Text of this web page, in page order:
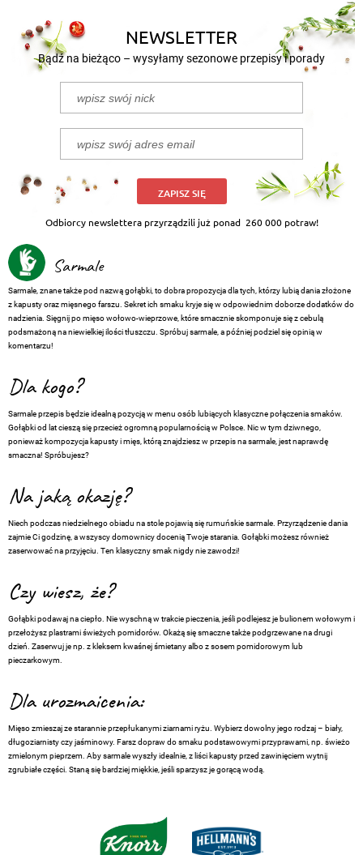
NEWSLETTER
Bądź na bieżąco – wysyłamy sezonowe przepisy i porady
ZAPISZ SIĘ
Odbiorcy newslettera przyrządzili już ponad 260 000 potraw!
Sarmale
Sarmale, znane także pod nazwą gołąbki, to dobra propozycja dla tych, którzy lubią dania złożone
z kapusty oraz mięsnego farszu. Sekret ich smaku kryje się w odpowiednim doborze dodatków do
nadzienia. Sięgnij po mięso wołowo-wieprzowe, które smacznie skomponuje się z cebulą
podsmażoną na niewielkiej ilości tłuszczu. Spróbuj sarmale, a później podziel się opinią w
komentarzu!
Dla kogo?
Sarmale przepis będzie idealną pozycją w menu osób lubiących klasyczne połączenia smaków.
Gołąbki od lat cieszą się przecież ogromną popularnością w Polsce. Nic w tym dziwnego,
ponieważ kompozycja kapusty i mięs, którą znajdziesz w przepis na sarmale, jest naprawdę
smaczna! Spróbujesz?
Na jaką okazję?
Niech podczas niedzielnego obiadu na stole pojawią się rumuńskie sarmale. Przyrządzenie dania
zajmie Ci godzinę, a wszyscy domownicy docenią Twoje starania. Gołąbki możesz również
zaserwować na przyjęciu. Ten klasyczny smak nigdy nie zawodzi!
Czy wiesz, że?
Gołąbki podawaj na ciepło. Nie wyschną w trakcie pieczenia, jeśli podlejesz je bulionem wołowym i
przełożysz plastrami świeżych pomidorów. Okażą się smaczne także podgrzewane na drugi
dzień. Zaserwuj je np. z kleksem kwaśnej śmietany albo z sosem pomidorowym lub
pieczarkowym.
Dla urozmaicenia:
Mięso zmieszaj ze starannie przepłukanymi ziarnami ryżu. Wybierz dowolny jego rodzaj – biały,
długoziarnisty czy jaśminowy. Farsz dopraw do smaku podstawowymi przyprawami, np. świeżo
zmielonym pieprzem. Aby sarmale wyszły idealnie, z liści kapusty przed zawinięciem wytnij
zgrubiałe części. Staną się bardziej miękkie, jeśli sparzysz je gorącą wodą.